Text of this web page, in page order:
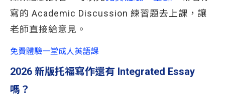
寫的 Academic Discussion 練習題去上課，讓
老師直接給意見。
免費體驗一堂成人英語課
2026 新版托福寫作還有 Integrated Essay
嗎？